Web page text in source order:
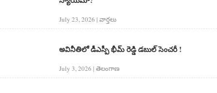
July 23, 2026 | వార్త‌లు
అవినీతిలో డీఎస్పీ భీమ్ రెడ్డి డబుల్ సెంచరీ !
July 3, 2026 | తెలంగాణ‌